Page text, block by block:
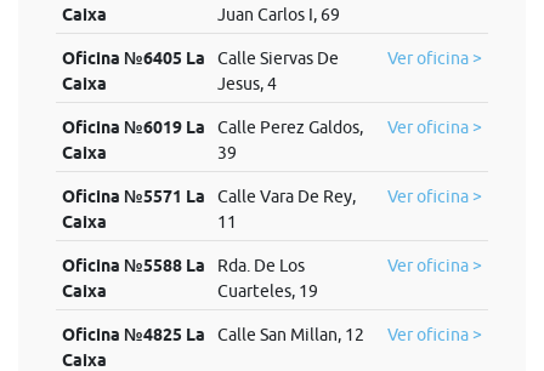
Caixa
Juan Carlos I, 69
Oficina №6405 La
Caixa
Calle Siervas De
Jesus, 4
Ver oficina >
Oficina №6019 La
Caixa
Calle Perez Galdos,
39
Ver oficina >
Oficina №5571 La
Caixa
Calle Vara De Rey,
11
Ver oficina >
Oficina №5588 La
Caixa
Rda. De Los
Cuarteles, 19
Ver oficina >
Oficina №4825 La
Caixa
Calle San Millan, 12 Ver oficina >